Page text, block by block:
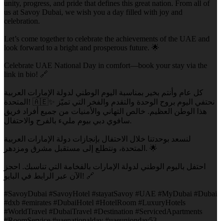
unity, progress, and pride that defines this great nation. From all of
us at Savoy Dubai, we wish you a day filled with joy and
celebration.
Let’s come together to celebrate the achievements of the UAE and
look forward to a bright and prosperous future. 🌟
Celebrate UAE National Day in comfort—book your stay via the
link in bio! 🔗
كل عام وأنتم بخير بمناسبة اليوم الوطني لدولة الإمارات العربية
المتحدة! 🇦🇪✨ نحتفي اليوم بروح الوحدة والتقدم والفخر التي تميّز
هذا الوطن العظيم. خالص التهاني والأمنيات من جميع أفراد فريق
سافوي دبي بيوم مليء بالفرح والاحتفال.
لنسعد بوحدتنا خلال الاحتفال بإنجازات دولة الإمارات العربية
المتحدة، ونتطلع إلى مستقبل مشرق ومزدهر. 🌟
احتفل باليوم الوطني لدولة الإمارات بالفخامة التي تناسبك. احجز
الآن عبر الرابط في البايو! 🔗
#SavoyDubai #SavoyHotel #stayatSavoy #UAE #MyDubai #Dubai
#dxb #emirates #DubaiHotel #HotelRoom #LuxuryHotels
#WorldTravel #DubaiTravel #Destination #ServicedApartments